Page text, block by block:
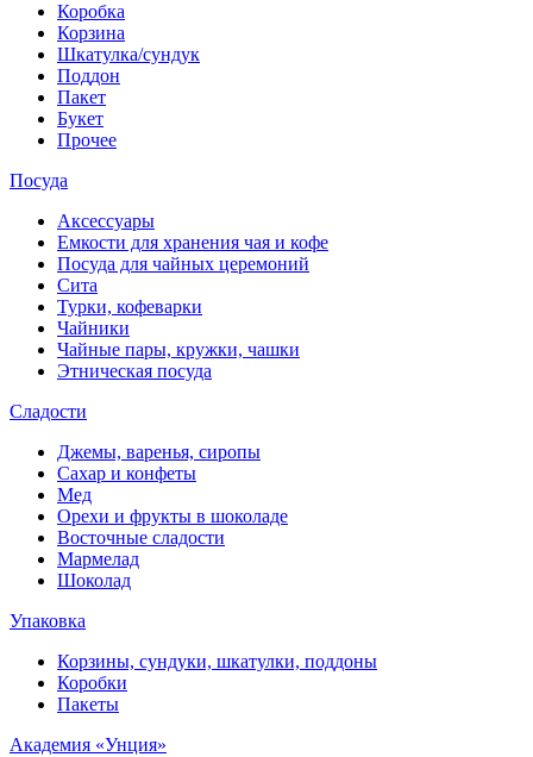
Коробка
Корзина
Шкатулка/сундук
Поддон
Пакет
Букет
Прочее
Посуда
Аксессуары
Емкости для хранения чая и кофе
Посуда для чайных церемоний
Сита
Турки, кофеварки
Чайники
Чайные пары, кружки, чашки
Этническая посуда
Сладости
Джемы, варенья, сиропы
Сахар и конфеты
Мед
Орехи и фрукты в шоколаде
Восточные сладости
Мармелад
Шоколад
Упаковка
Корзины, сундуки, шкатулки, поддоны
Коробки
Пакеты
Академия «Унция»